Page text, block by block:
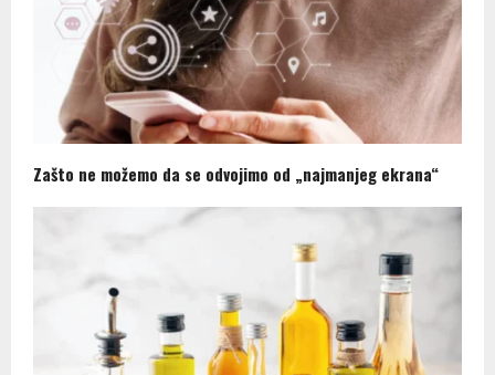
Zašto ne možemo da se odvojimo od „najmanjeg ekrana“